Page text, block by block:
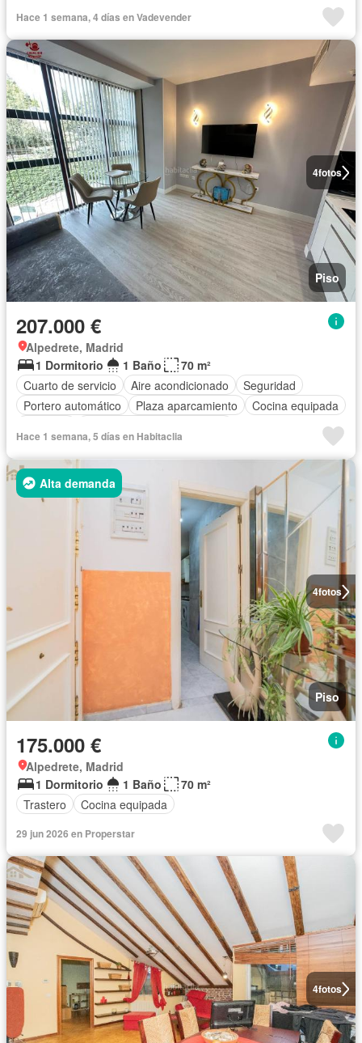
Hace 1 semana, 4 días en Vadevender
4fotos
Piso
207.000 €
Alpedrete, Madrid
1 Dormitorio
1 Baño
70 m²
Cuarto de servicio
Aire acondicionado
Seguridad
Portero automático
Plaza aparcamiento
Cocina equipada
Hace 1 semana, 5 días en Habitaclia
4fotos
Alta demanda
Piso
175.000 €
Alpedrete, Madrid
1 Dormitorio
1 Baño
70 m²
Trastero
Cocina equipada
29 jun 2026 en Properstar
4fotos